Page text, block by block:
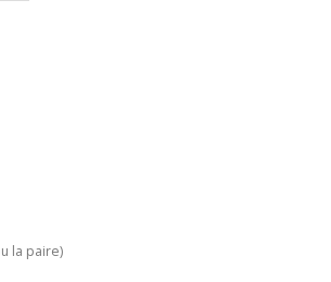
la paire)